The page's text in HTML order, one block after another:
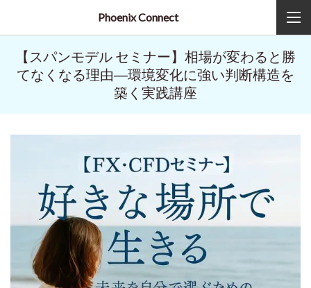
Phoenix Connect
【スパンモデル セミナー】相場が変わると勝
てなくなる理由―環境変化に強い判断構造を
築く実践講座